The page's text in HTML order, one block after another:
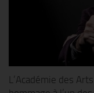
L’Académie des